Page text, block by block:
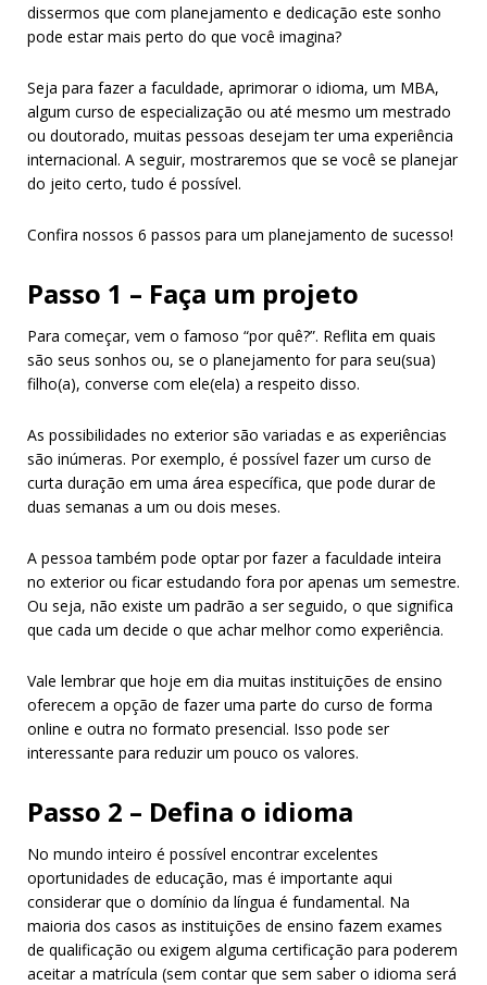
dissermos que com planejamento e dedicação este sonho
pode estar mais perto do que você imagina?
Seja para fazer a faculdade, aprimorar o idioma, um MBA,
algum curso de especialização ou até mesmo um mestrado
ou doutorado, muitas pessoas desejam ter uma experiência
internacional. A seguir, mostraremos que se você se planejar
do jeito certo, tudo é possível.
Confira nossos 6 passos para um planejamento de sucesso!
Passo 1 – Faça um projeto
Para começar, vem o famoso “por quê?”. Reflita em quais
são seus sonhos ou, se o planejamento for para seu(sua)
filho(a), converse com ele(ela) a respeito disso.
As possibilidades no exterior são variadas e as experiências
são inúmeras. Por exemplo, é possível fazer um curso de
curta duração em uma área específica, que pode durar de
duas semanas a um ou dois meses.
A pessoa também pode optar por fazer a faculdade inteira
no exterior ou ficar estudando fora por apenas um semestre.
Ou seja, não existe um padrão a ser seguido, o que significa
que cada um decide o que achar melhor como experiência.
Vale lembrar que hoje em dia muitas instituições de ensino
oferecem a opção de fazer uma parte do curso de forma
online e outra no formato presencial. Isso pode ser
interessante para reduzir um pouco os valores.
Passo 2 – Defina o idioma
No mundo inteiro é possível encontrar excelentes
oportunidades de educação, mas é importante aqui
considerar que o domínio da língua é fundamental. Na
maioria dos casos as instituições de ensino fazem exames
de qualificação ou exigem alguma certificação para poderem
aceitar a matrícula (sem contar que sem saber o idioma será